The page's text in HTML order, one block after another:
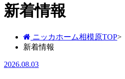
新着情報
ニッカホーム相模原TOP>
新着情報
2026.08.03